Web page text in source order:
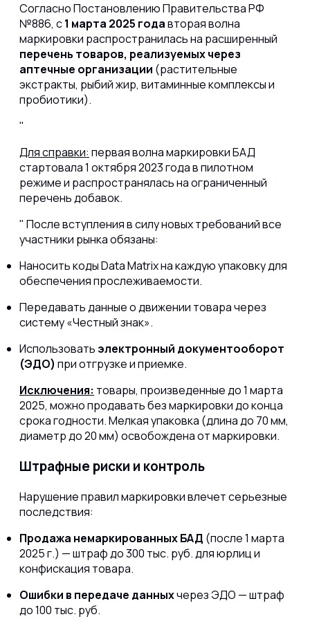
Согласно Постановлению Правительства РФ
№886, с1 марта 2025 годавторая волна
маркировки распространилась на расширенный
перечень товаров, реализуемых через
аптечные организации (растительные
экстракты, рыбий жир, витаминные комплексы и
пробиотики).
Для справки: первая волна маркировки БАД
стартовала 1 октября 2023 года в пилотном
режиме и распространялась на ограниченный
перечень добавок.
После вступления в силу новых требований все
участники рынка обязаны:
Наносить коды Data Matrix на каждую упаковку для
обеспечения прослеживаемости.
Передавать данные о движении товара через
систему «Честный знак».
Использовать электронный документооборот
(ЭДО) при отгрузке и приемке.
Исключения: товары, произведенные до 1 марта
2025, можно продавать без маркировки до конца
срока годности. Мелкая упаковка (длина до 70 мм,
диаметр до 20 мм) освобождена от маркировки.
Штрафные риски и контроль
Нарушение правил маркировки влечет серьезные
последствия:
Продажа немаркированных БАД (после 1 марта
2025 г.) — штраф до 300 тыс. руб. для юрлиц и
конфискация товара.
Ошибки в передаче данныхчерез ЭДО — штраф
до 100 тыс. руб.